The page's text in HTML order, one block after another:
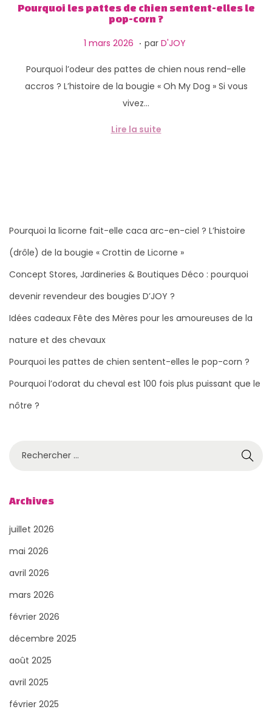
g
a
o
n
n
u
Pourquoi les pattes de chien sentent-elles le
pop-corn ?
P
b
l
1 mars 2026
m
a
r
s
. par D'JOY
Pourquoi l’odeur des pattes de chien nous rend-elle
accros ? L’histoire de la bougie « Oh My Dog » Si vous
vivez…
Lire la suite
Pourquoi la licorne fait-elle caca arc-en-ciel ? L’histoire
(drôle) de la bougie « Crottin de Licorne »
Concept Stores, Jardineries & Boutiques Déco : pourquoi
devenir revendeur des bougies D’JOY ?
Idées cadeaux Fête des Mères pour les amoureuses de la
nature et des chevaux
Pourquoi les pattes de chien sentent-elles le pop-corn ?
Pourquoi l’odorat du cheval est 100 fois plus puissant que le
nôtre ?
h
r
c
r
p
o
:
Archives
juillet 2026
mai 2026
avril 2026
mars 2026
février 2026
décembre 2025
août 2025
avril 2025
février 2025